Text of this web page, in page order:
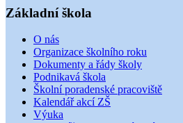
Základní škola
O nás
Organizace školního roku
Dokumenty a řády školy
Podnikavá škola
Školní poradenské pracoviště
Kalendář akcí ZŠ
Výuka